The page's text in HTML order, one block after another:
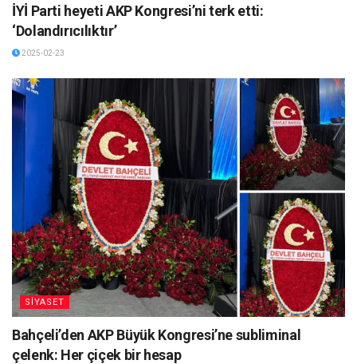
İYİ Parti heyeti AKP Kongresi’ni terk etti:
‘Dolandırıcılıktır’
2025-02-23
SİYASET
Bahçeli’den AKP Büyük Kongresi’ne subliminal
çelenk: Her çiçek bir hesap